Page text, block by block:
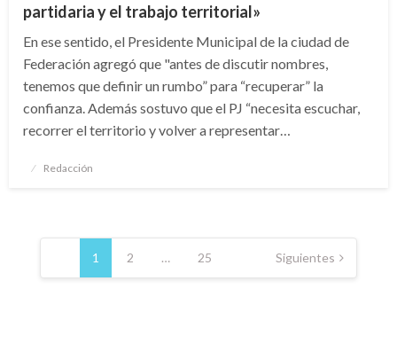
partidaria y el trabajo territorial»
En ese sentido, el Presidente Municipal de la ciudad de
Federación agregó que "antes de discutir nombres,
tenemos que definir un rumbo” para “recuperar” la
confianza. Además sostuvo que el PJ “necesita escuchar,
recorrer el territorio y volver a representar…
Publicado
Redacción
Navegación
entradas
1 2 … 25 Siguientes